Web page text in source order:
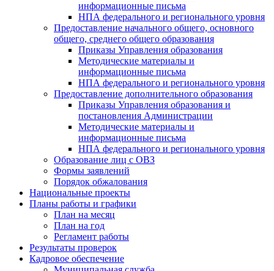
информационные письма
НПА федерального и регионального уровня
Предоставление начального общего, основного
общего, среднего общего образования
Приказы Управления образования
Методические материалы и
информационные письма
НПА федерального и регионального уровня
Предоставление дополнительного образования
Приказы Управления образования и
постановления Администрации
Методические материалы и
информационные письма
НПА федерального и регионального уровня
Образование лиц с ОВЗ
Формы заявлений
Порядок обжалования
Национальные проекты
Планы работы и графики
План на месяц
План на год
Регламент работы
Результаты проверок
Кадровое обеспечение